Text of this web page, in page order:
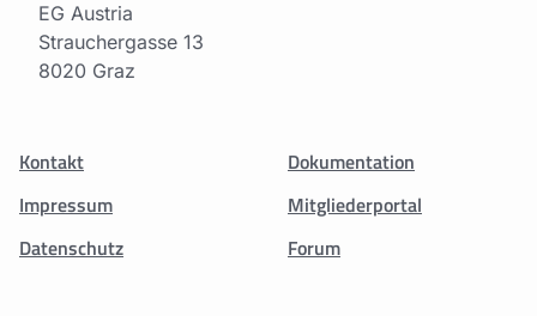
EG Austria
Strauchergasse 13
8020 Graz
Kontakt
Impressum
Datenschutz
Dokumentation
Mitgliederportal
Forum